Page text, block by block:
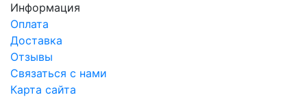
Информация
Оплата
Доставка
Отзывы
Связаться с нами
Карта сайта